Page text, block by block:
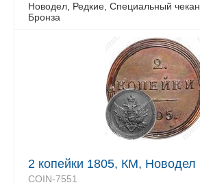
Новодел, Редкие, Специальный чекан
Бронза
2 копейки 1805, КМ, Новодел
COIN-7551